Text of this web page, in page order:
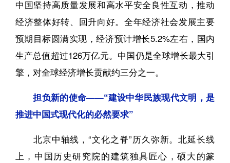
中国坚持高质量发展和高水平安全良性互动，推动
经济整体好转、回升向好。全年经济社会发展主要
预期目标圆满实现，经济预计增长5.2%左右，国内
生产总值超过126万亿元。中国仍是全球增长最大引
擎，对全球经济增长贡献约三分之一。
担负新的使命——“建设中华民族现代文明，是
推进中国式现代化的必然要求”
北京中轴线，“文化之脊”历久弥新。北延长线
上，中国历史研究院的建筑独具匠心，硕大的篆